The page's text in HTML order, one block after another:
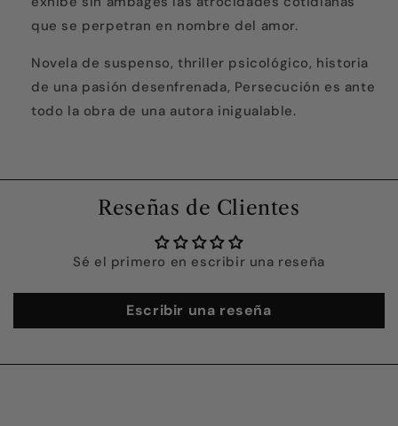
que se perpetran en nombre del amor.
Novela de suspenso, thriller psicológico, historia
de una pasión desenfrenada, Persecución es ante
todo la obra de una autora inigualable.
Reseñas de Clientes
Sé el primero en escribir una reseña
Escribir una reseña